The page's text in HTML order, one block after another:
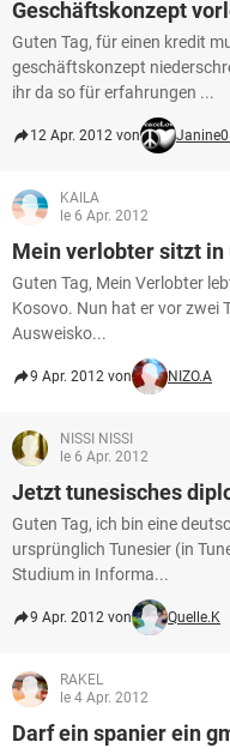
Geschäftskonzept
Guten Tag, für einen kredit
geschäftskonzept
ihr da so für erfahrungen ...
12 Apr. 2012 von
KAILA
le 6 Apr. 2012
Mein verlobter sitzt in
Guten Tag, Mein Verlobter
Kosovo. Nun hat er vor zwei
Ausweisko...
9 Apr. 2012 von NIZO.A
NISSI NISSI
le 6 Apr. 2012
Jetzt tunesisches
Guten Tag, ich bin eine
ursprünglich Tunesier (in
Studium in Informa...
9 Apr. 2012 von Quelle.K
RAKEL
le 4 Apr. 2012
Darf ein spanier ein